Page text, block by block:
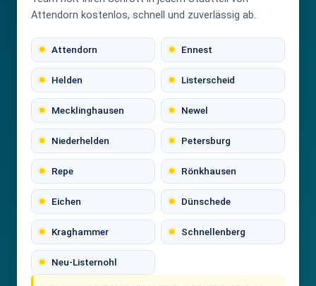
Attendorn kostenlos, schnell und zuverlässig ab.
Attendorn Ennest
Helden Listerscheid
Mecklinghausen Newel
Niederhelden Petersburg
Repe Rönkhausen
Eichen Dünschede
Kraghammer Schnellenberg
Neu-Listernohl